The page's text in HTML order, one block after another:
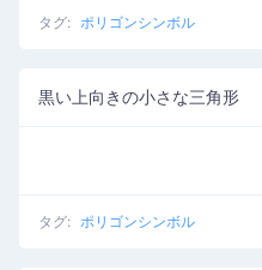
タグ: ポリゴンシンボル
黒い上向きの小さな三角形
タグ: ポリゴンシンボル